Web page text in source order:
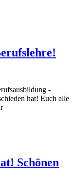
-
hat! Euch alle
Schönen